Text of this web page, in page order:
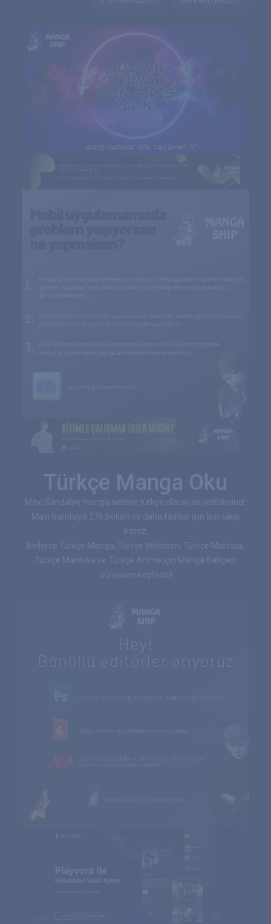
Türkçe Manga Oku
Mavi Sandalye manga serisini türkçe olarak okuyabilirsiniz.
Mavi Sandalye 276.Bölüm ve daha fazlası için bizi takip
ediniz.
Binlerce Türkçe Manga, Türkçe Webtoon, Türkçe Manhua,
Türkçe Manhwa ve Türkçe Anime için Manga Bahçesi
dünyasını keşfedin!